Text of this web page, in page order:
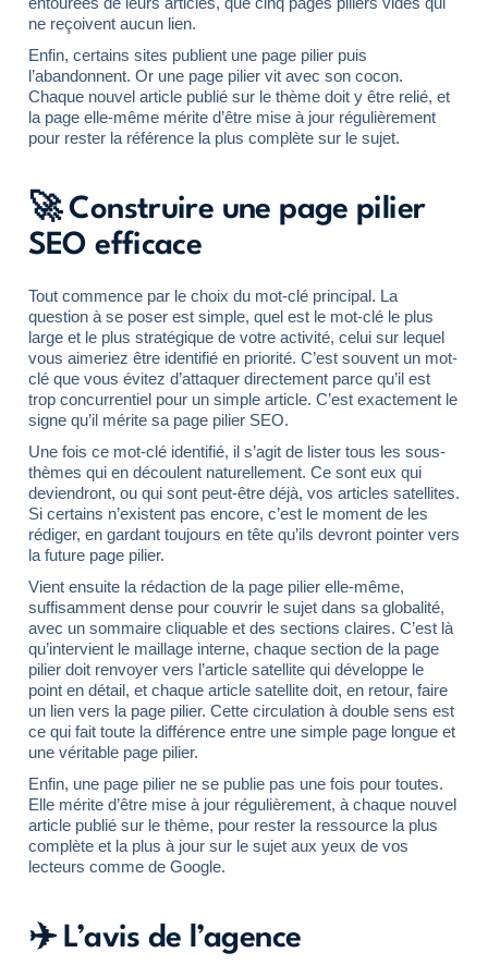
ne reçoivent aucun lien.
Enfin, certains sites publient une page pilier puis
l’abandonnent. Or une page pilier vit avec son cocon.
Chaque nouvel article publié sur le thème doit y être relié, et
la page elle-même mérite d’être mise à jour régulièrement
pour rester la référence la plus complète sur le sujet.
🚀 Construire une page pilier
SEO efficace
Tout commence par le choix du mot-clé principal. La
question à se poser est simple, quel est le mot-clé le plus
large et le plus stratégique de votre activité, celui sur lequel
vous aimeriez être identifié en priorité. C’est souvent un mot-
clé que vous évitez d’attaquer directement parce qu’il est
trop concurrentiel pour un simple article. C’est exactement le
signe qu’il mérite sa page pilier SEO.
Une fois ce mot-clé identifié, il s’agit de lister tous les sous-
thèmes qui en découlent naturellement. Ce sont eux qui
deviendront, ou qui sont peut-être déjà, vos articles satellites.
Si certains n’existent pas encore, c’est le moment de les
rédiger, en gardant toujours en tête qu’ils devront pointer vers
la future page pilier.
Vient ensuite la rédaction de la page pilier elle-même,
suffisamment dense pour couvrir le sujet dans sa globalité,
avec un sommaire cliquable et des sections claires. C’est là
qu’intervient le maillage interne, chaque section de la page
pilier doit renvoyer vers l’article satellite qui développe le
point en détail, et chaque article satellite doit, en retour, faire
un lien vers la page pilier. Cette circulation à double sens est
ce qui fait toute la différence entre une simple page longue et
une véritable page pilier.
Enfin, une page pilier ne se publie pas une fois pour toutes.
Elle mérite d’être mise à jour régulièrement, à chaque nouvel
article publié sur le thème, pour rester la ressource la plus
complète et la plus à jour sur le sujet aux yeux de vos
lecteurs comme de Google.
✈️ L’avis de l’agence